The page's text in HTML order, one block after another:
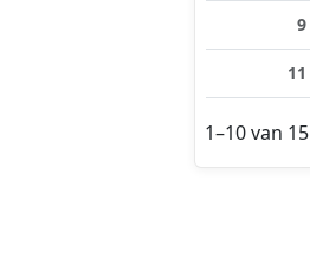
9
11
1–10 van 15